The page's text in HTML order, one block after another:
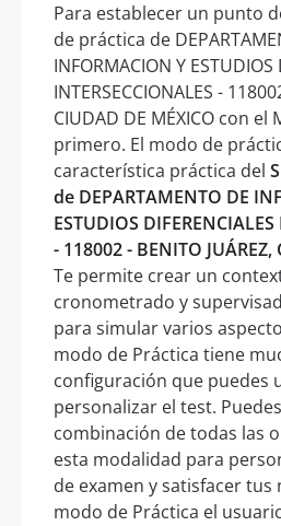
Para establecer un punto
de práctica de
INFORMACION Y ESTUDIOS
INTERSECCIONALES -
CIUDAD DE MÉXICO con
primero. El modo de
característica práctica del
de DEPARTAMENTO DE
ESTUDIOS
- 118002 - BENITO
Te permite crear un
cronometrado y
para simular varios
modo de Práctica tiene
configuración que puedes
personalizar el test.
combinación de todas las
esta modalidad para
de examen y satisfacer tus
modo de Práctica el